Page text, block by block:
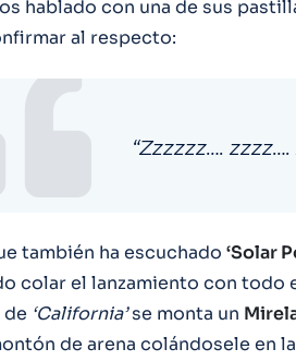
hablado con una de sus
al respecto:
“Zzzzzz…. zzzz….
también ha escuchado ‘Solar
colar el lanzamiento con todo
‘California’se monta un
de arena colándosele en